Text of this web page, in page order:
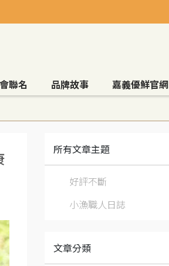
聯名 品牌故事 嘉義優鮮官網
所有文章主題
好評不斷
小漁職人日誌
文章分類